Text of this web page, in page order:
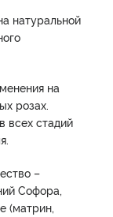
натуральной
на
розах.
всех стадий
–
Софора,
(матрин,